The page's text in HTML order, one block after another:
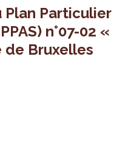
Particulier
n°07-02 «
de Bruxelles